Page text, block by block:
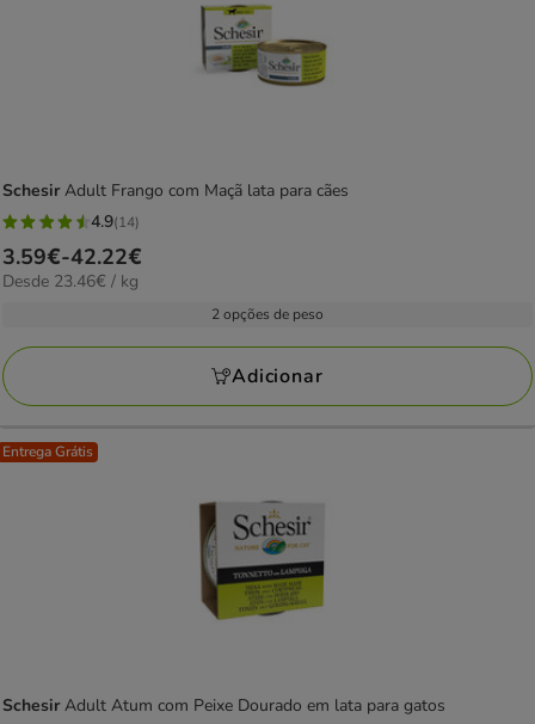
SchesirAdult Frango com Maçã lata para cães
4.9
estrelas
com
avaliações
4.9(14)
Preço
de
42.22€
3.59€-42.22€
23.46€
Desde 23.46€ / kg
2 opções de peso
Adicionar
Entrega Grátis
SchesirAdult Atum com Peixe Dourado em lata para gatos